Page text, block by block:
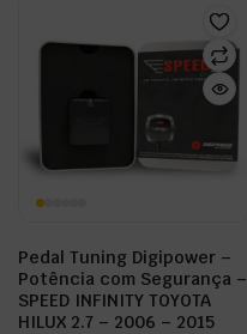
Pedal Tuning Digipower –
Potência com Segurança –
SPEED INFINITY TOYOTA
HILUX 2.7 – 2006 – 2015